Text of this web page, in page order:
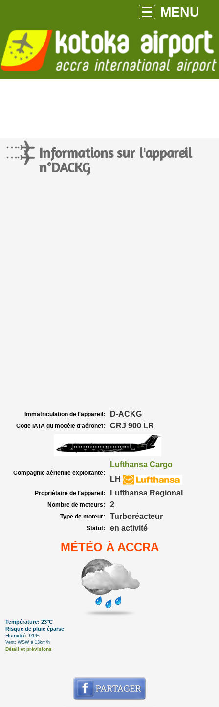
MENU
Informations sur l'appareil
n°DACKG
Immatriculation de l'appareil: D-ACKG
Code IATA du modèle d'aéronef: CRJ 900 LR
Compagnie aérienne exploitante:
Lufthansa Cargo
LH
Propriétaire de l'appareil: Lufthansa Regional
Nombre de moteurs: 2
Type de moteur: Turboréacteur
Statut: en activité
MÉTÉO À ACCRA
Température: 23°C
Risque de pluie éparse
Humidité: 91%
Vent: WSW à 13km/h
Détail et prévisions